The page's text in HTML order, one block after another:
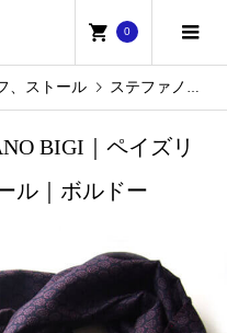
0
、ストール ステファノビジ｜STEFANO BIGI｜ペイズリー柄ウール×シルクストール｜ボルドー
BIGI｜ペイズリ
ル｜ボルドー